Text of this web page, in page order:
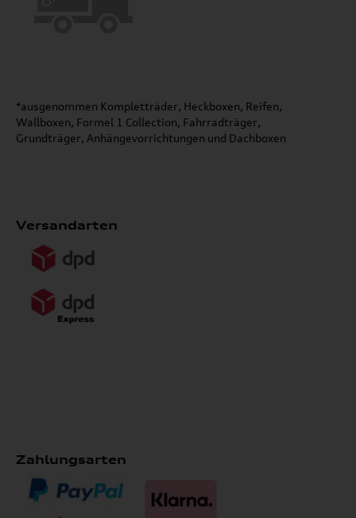
*ausgenommen Kompletträder, Heckboxen, Reifen,
Wallboxen, Formel 1 Collection, Fahrradträger,
Grundträger, Anhängevorrichtungen und Dachboxen
Versandarten
Zahlungsarten